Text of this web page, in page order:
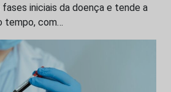
iniciais da doença e tende a
tempo, com…